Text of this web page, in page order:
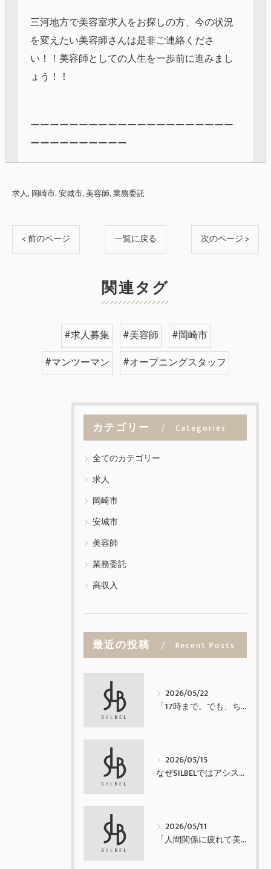
三河地方で美容室求人をお探しの方、今の状況
を変えたい美容師さんは是非ご連絡くださ
い！！美容師としての人生を一歩前に進みまし
ょう！！
ーーーーーーーーーーーーーーーーーーーーー
ーーーーーーーーーー
求人 岡崎市 安城市 美容師 業務委託
< 前のページ 一覧に戻る 次のページ >
関連タグ
#求人募集 #美容師
#岡崎市
#マンツーマン
#オープニングスタッフ
カテゴリー Categories
全てのカテゴリー
求人
岡崎市
安城市
美容師
業務委託
高収入
最近の投稿 Recent Posts
2026/05/22
「17時まで。でも、ちゃんと稼げる業務委託。」
2026/05/15
なぜSILBELではアシスタントを置かないのか
2026/05/11
「人間関係に疲れて美容師を辞めたくなった方へ」